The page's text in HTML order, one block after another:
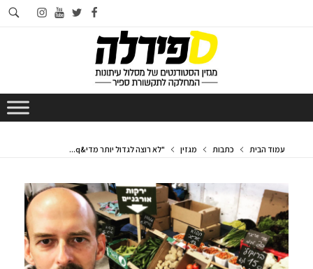
facebook
twitter
youtube
instagram
עמוד הבית כתבות מגזין "לא רוצה לגדול יותר מדי&q...